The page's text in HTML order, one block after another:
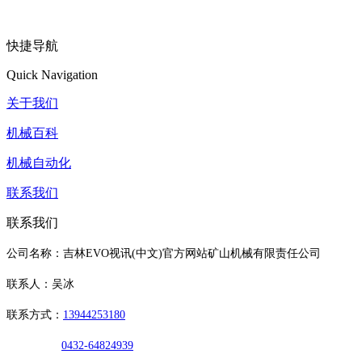
快捷导航
Quick Navigation
关于我们
机械百科
机械自动化
联系我们
联系我们
公司名称：吉林EVO视讯(中文)官方网站矿山机械有限责任公司
联系人：吴冰
联系方式： 13944253180
0432-64824939